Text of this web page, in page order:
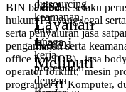
outsourcing,
keamanan,
dan
tenaga
kerja
profesional
dengan
Jasa
Layanan
Kami
Meliputi
BIN bertindak selaku
hukum PT yang legal
serta penyaluran jasa
pengamanan serta
office boy (OB) , jasa
operator forklift, mesin
programer IT Komputer,